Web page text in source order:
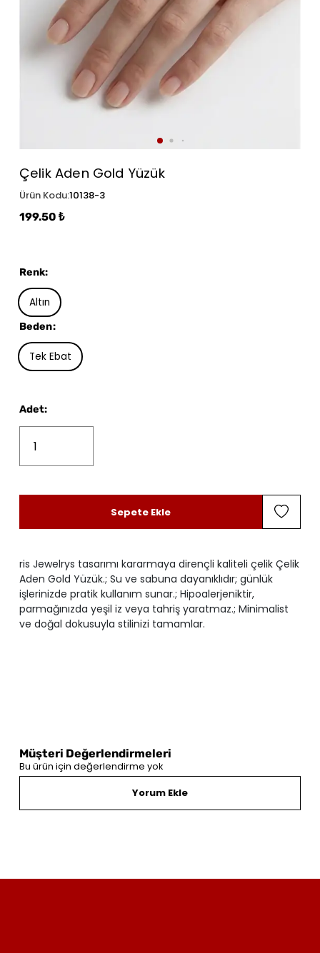
Çelik Aden Gold Yüzük
Ürün Kodu:10138-3
199.50 ₺
ris Jewelrys tasarımı kararmaya dirençli kaliteli çelik Çelik
Aden Gold Yüzük.; Su ve sabuna dayanıklıdır; günlük
işlerinizde pratik kullanım sunar.; Hipoalerjeniktir,
parmağınızda yeşil iz veya tahriş yaratmaz.; Minimalist
ve doğal dokusuyla stilinizi tamamlar.
Renk:
Altın
Beden:
Tek Ebat
Adet:
Sepete Ekle
Müşteri Değerlendirmeleri
Bu ürün için değerlendirme yok
Yorum Ekle